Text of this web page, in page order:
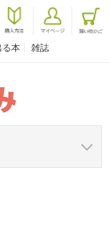
る本 雑誌